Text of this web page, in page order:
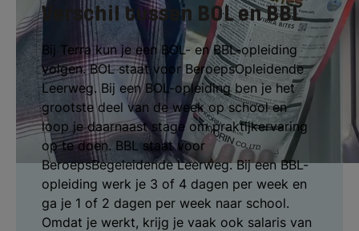
Verschil tussen BOL en BBL
Bij Terra kun je een BOL- en BBL-opleiding
volgen. BOL staat voor BeroepsOpleidende
Leerweg. Bij een BOL-opleiding ben je het
grootste deel van de week op school en
loop je daarnaast stage om praktijkervaring
op te doen. BBL staat voor
BeroepsBegeleidende Leerweg. Bij een BBL-
opleiding werk je 3 of 4 dagen per week en
ga je 1 of 2 dagen per week naar school.
Omdat je werkt, krijg je vaak ook salaris van